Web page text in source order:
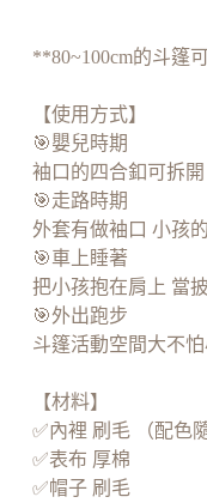
**80~100cm的斗篷
【使用方式】
🎯嬰兒時期
袖口的四合釦可拆
🎯走路時期
外套有做袖口 小孩
🎯車上睡著
把小孩抱在肩上 當
🎯外出跑步
斗篷活動空間大不
【材料】
✅內裡 刷毛 （配色
✅表布 厚棉
✅帽子 刷毛